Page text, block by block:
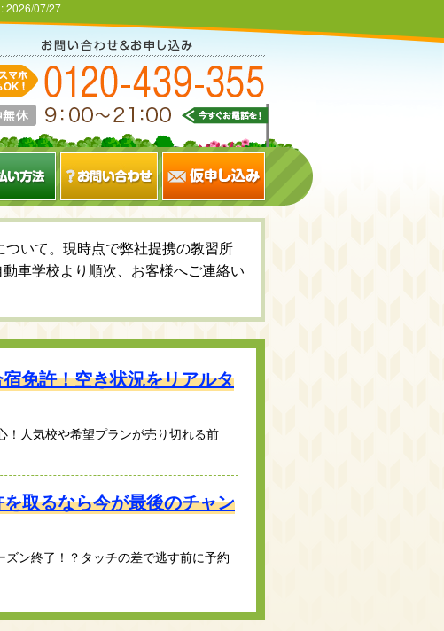
2026/07/27
いて。現時点で弊社提携の教習所
車学校より順次、お客様へご連絡い
免許！空き状況をリアルタ
！人気校や希望プランが売り切れる前
取るなら今が最後のチャン
ン終了！？タッチの差で逃す前に予約